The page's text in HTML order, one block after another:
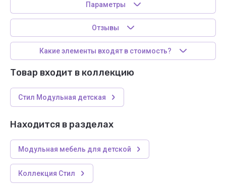
Параметры
Отзывы
Какие элементы входят в стоимость?
Товар входит в коллекцию
Стил Модульная детская
Находится в разделах
Модульная мебель для детской
Коллекция Стил